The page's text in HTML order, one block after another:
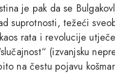
je pak da se
suprotnosti, težeći
rata i revolucije
(izvanjsku
na čestu pojavu